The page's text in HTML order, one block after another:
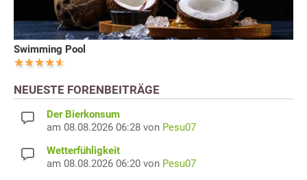
Swimming Pool
NEUESTE FORENBEITRÄGE
Der Bierkonsum
am 08.08.2026 06:28 von Pesu07
Wetterfühligkeit
am 08.08.2026 06:20 von Pesu07